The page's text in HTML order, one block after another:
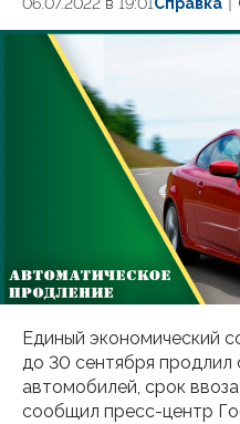
Единый экономический
до 30 сентября продлил
автомобилей, срок
сообщил пресс-центр